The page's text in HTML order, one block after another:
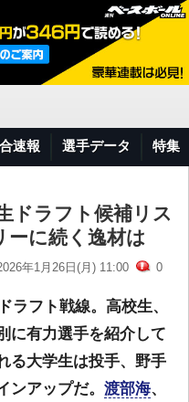
速報 選手データ 特集
ドラフト候補リス
に続く逸材は
年1月26日(月) 11:00 0
ラフト戦線。高校生、
に有力選手を紹介して
る大学生は投手、野手
ンアップだ。 渡部海、